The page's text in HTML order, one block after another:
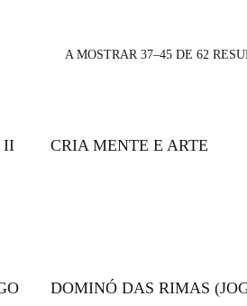
A MOSTRAR 37–45 DE 62
II
CRIA MENTE E ARTE
DOMINÓ DAS RIMAS